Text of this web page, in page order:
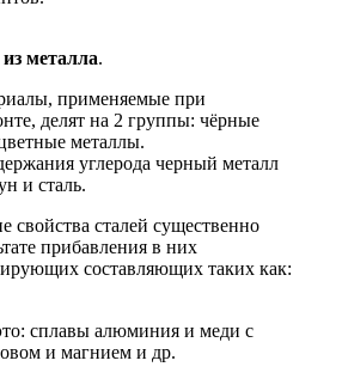
металла.
применяемые при
делят на 2 группы: чёрные
металлы.
углерода черный металл
и сталь.
свойства сталей существенно
прибавления в них
составляющих таких как:
сплавы алюминия и меди с
и магнием и др.